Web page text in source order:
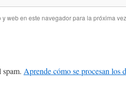
web en este navegador para la próxima
Aprende cómo se procesan los